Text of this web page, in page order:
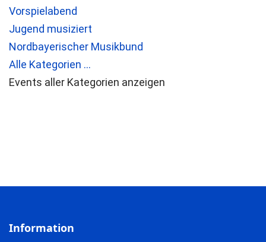
Vorspielabend
Jugend musiziert
Nordbayerischer Musikbund
Alle Kategorien ...
Events aller Kategorien anzeigen
Information